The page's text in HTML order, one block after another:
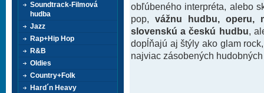
obľúbeného interpréta, alebo
pop, vážnu hudbu, operu,
slovenskú a českú hudbu ,
dopĺňajú aj štýly ako glam
najviac zásobených
Soundtrack-Filmová
hudba
Jazz
Rap+Hip Hop
R&B
Oldies
Country+Folk
Hard´n Heavy